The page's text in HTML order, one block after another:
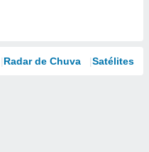
Radar de Chuva Satélites